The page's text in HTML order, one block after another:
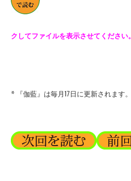
クしてファイルを表示させてください。
* 『伽藍』は毎月17日に更新されます。